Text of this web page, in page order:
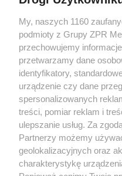
Żaden utwór zamieszczony w
rozpowszechniany lub dalej
tym także elektroniczny lub
eksploatacji w jakiejkolwiek
bez pisemnej zgody właściciela
wykorzystanie utworów w
bez właściwej zgody, jest
prawnie.
My, naszych 1160
podmioty z Grupy ZPR
przechowujemy
przetwarzamy dane
identyfikatory,
urządzenie czy dane
spersonalizowanych
treści, pomiar reklam i
ulepszanie usług. Za
Partnerzy możemy
geolokalizacyjnych oraz
charakterystykę